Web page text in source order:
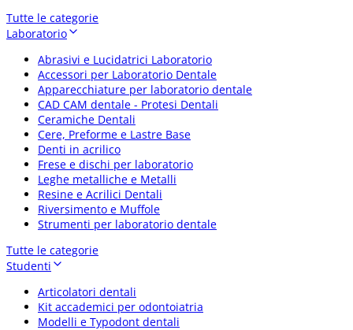
Tutte le categorie
Laboratorio
Abrasivi e Lucidatrici Laboratorio
Accessori per Laboratorio Dentale
Apparecchiature per laboratorio dentale
CAD CAM dentale - Protesi Dentali
Ceramiche Dentali
Cere, Preforme e Lastre Base
Denti in acrilico
Frese e dischi per laboratorio
Leghe metalliche e Metalli
Resine e Acrilici Dentali
Riversimento e Muffole
Strumenti per laboratorio dentale
Tutte le categorie
Studenti
Articolatori dentali
Kit accademici per odontoiatria
Modelli e Typodont dentali